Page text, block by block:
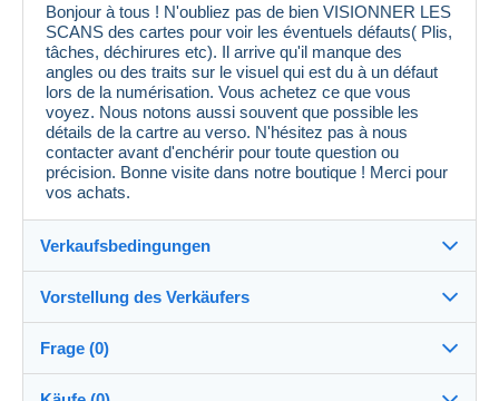
Bonjour à tous ! N'oubliez pas de bien VISIONNER LES
SCANS des cartes pour voir les éventuels défauts( Plis,
tâches, déchirures etc). Il arrive qu'il manque des
angles ou des traits sur le visuel qui est du à un défaut
lors de la numérisation. Vous achetez ce que vous
voyez. Nous notons aussi souvent que possible les
détails de la cartre au verso. N'hésitez pas à nous
contacter avant d'enchérir pour toute question ou
précision. Bonne visite dans notre boutique ! Merci pour
vos achats.
Verkaufsbedingungen
Verkaufsbedingungen im Detail
Versand nach Zahlung innerhalb von 5 Tagen
Vorstellung des Verkäufers
MondialCollection100%(36125x)
Frage (0)